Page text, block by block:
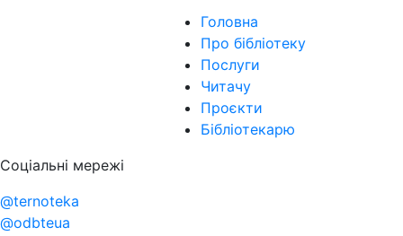
Головна
Про бібліотеку
Послуги
Читачу
Проєкти
Бібліотекарю
Соціальні мережі
@ternoteka
@odbteua